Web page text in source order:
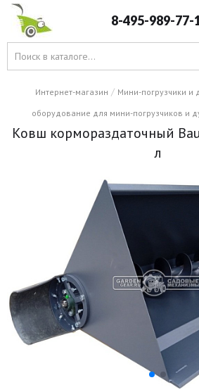
8-495-989-77-
Интернет-магазин / Мини-погрузчики и
оборудование для мини-погрузчиков и
Ковш кормораздаточный
л